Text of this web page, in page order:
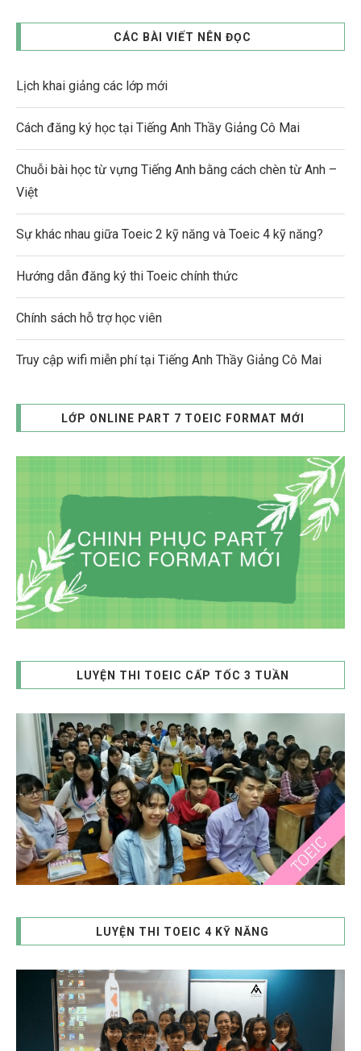
CÁC BÀI VIẾT NÊN ĐỌC
Lịch khai giảng các lớp mới
Cách đăng ký học tại Tiếng Anh Thầy Giảng Cô Mai
Chuỗi bài học từ vựng Tiếng Anh bằng cách chèn từ Anh –
Việt
Sự khác nhau giữa Toeic 2 kỹ năng và Toeic 4 kỹ năng?
Hướng dẫn đăng ký thi Toeic chính thức
Chính sách hỗ trợ học viên
Truy cập wifi miễn phí tại Tiếng Anh Thầy Giảng Cô Mai
LỚP ONLINE PART 7 TOEIC FORMAT MỚI
LUYỆN THI TOEIC CẤP TỐC 3 TUẦN
LUYỆN THI TOEIC 4 KỸ NĂNG